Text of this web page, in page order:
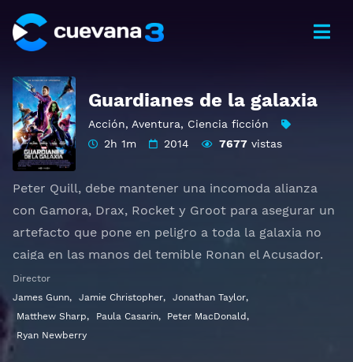
Guardianes de la galaxia
Acción, Aventura, Ciencia ficción
2h 1m
2014 7677 vistas
Peter Quill, debe mantener una incomoda alianza
con Gamora, Drax, Rocket y Groot para asegurar un
artefacto que pone en peligro a toda la galaxia no
caiga en las manos del temible Ronan el Acusador.
Otros títulos:
Ver Guardians of the Galaxy Gratis HD 1080p 720p |
Idioma español latino, subtitulado, castellano
Director
James Gunn, Jamie Christopher, Jonathan Taylor,
Matthew Sharp, Paula Casarin, Peter MacDonald ,
Ryan Newberry